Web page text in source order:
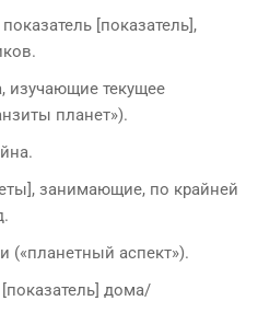
[показатель],
изучающие текущее
планет»).
занимающие, по крайней
(«планетный аспект»).
дома/